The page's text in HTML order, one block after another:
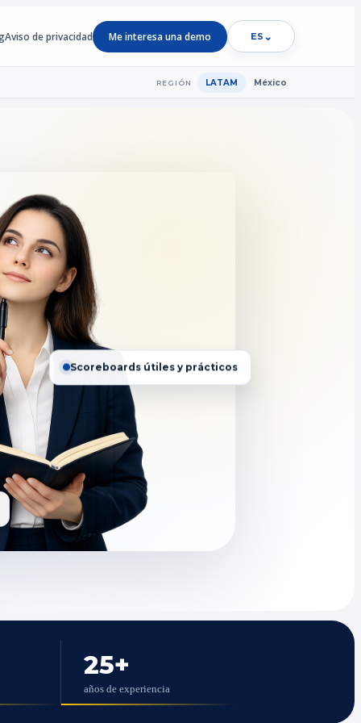
Aviso de privacidad Me interesa una demo ES ⌄
REGIÓN LATAM México
Scoreboards útiles y prácticos
25+
años de experiencia